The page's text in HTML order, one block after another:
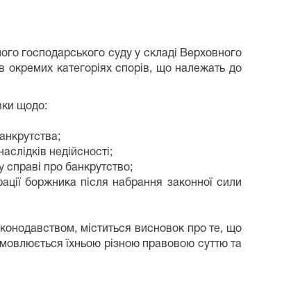
господарського суду у складі Верховного
окремих категоріях спорів, що належать до
щодо:
недійсності;
справі про банкрутство;
боржника після набрання законної сили
міститься висновок про те, що
їхньою різною правовою суттю та